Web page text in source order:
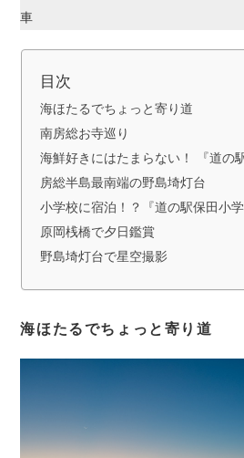
車
目次
海ほたるでちょっと寄り道
南房総お寺巡り
海鮮好きにはたまらない！ 『道の
房総半島最南端の野島埼灯台
小学校に宿泊！？『道の駅保田小学
原岡桟橋で夕日鑑賞
野島埼灯台で星空撮影
海ほたるでちょっと寄り道